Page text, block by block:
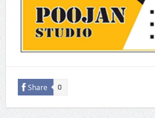
Share 0